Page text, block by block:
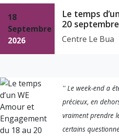
18
Septembre
2026
Le temps
20
Centre Le Bua
'' Le week-end a
précieux, en
vraiment prendre
certains